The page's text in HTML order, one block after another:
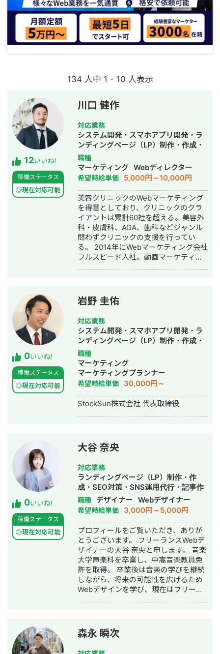
134 人中 1 - 10 人表示
12いいね!
稼働ステータス
◎現在対応可能
川口 健作
対応業務
システム開発・スマホアプリ開発・ラ
ンディングページ（LP）制作・作成・
Youtubeチャンネル運営代行・立ち上
げ・ECサイト構築・ネットショップ作
成代行・SEO対策・新規事業立上・
SNS運用代行・記事作成代行・ライテ
ィング・ホームページ制作・作成・バ
ナー制作・デザイン・ロゴデザイン・
作成・リスティング広告運用代行・オ
ウンドメディア制作・構築・運用代
行・動画制作・動画編集・営業代行
職種
マーケティング Webディレクター
希望時給単価 5,000円～10,000円
美容クリニックのWebマーケティング
を得意としており、クリニックのクラ
イアントは累計60社を超える。美容外
科・皮膚科、AGA、歯科などジャンル
問わずクリニックの支援を行ってい
る。 2014年にWebマーケティング会社
フルスピード入社。動画マーケティン
独立。 独立後はフリーランスとなり、
フロントエンドエンジニア兼総合Web
マーケターとして活動。現在はWebコ
ンサルティング会社を創設し、法人と
してStockSunに参画。
0いいね!
稼働ステータス
◎現在対応可能
岩野 圭佑
対応業務
システム開発・スマホアプリ開発・ラ
ンディングページ（LP）制作・作成・
Youtubeチャンネル運営代行・立ち上
げ・ECサイト構築・ネットショップ作
成代行・SEO対策・新規事業立上・
SNS運用代行・ホームページ制作・作
成・リスティング広告運用代行・動画
制作・動画編集
職種
マーケティング
マーケティングプランナー
希望時給単価 30,000円～
StockSun株式会社 代表取締役
0いいね!
稼働ステータス
◎現在対応可能
大谷 奈央
対応業務
ランディングページ（LP）制作・作
成・SEO対策・SNS運用代行・記事作
成代行・ライティング・ホームページ
制作・作成・バナー制作・デザイン・
AI活用
職種 デザイナー Webデザイナー
希望時給単価 3,000円～5,000円
プロフィールをご覧いただき、ありが
とうございます。 フリーランスWebデ
ザイナーの大谷 奈央と申します。 音楽
大学声楽科を卒業し、中高音楽教員免
許を取得。 卒業後は音楽の学びを継続
しながら、将来の可能性を広げるため
Webデザインを学び、現在はフリーラ
ジ） ・広告バナー ・名刺 ・チラシ ・
パンフレット ・SNS画像 など
デザインは単に見た目を整えるだけで
森永 瞬次